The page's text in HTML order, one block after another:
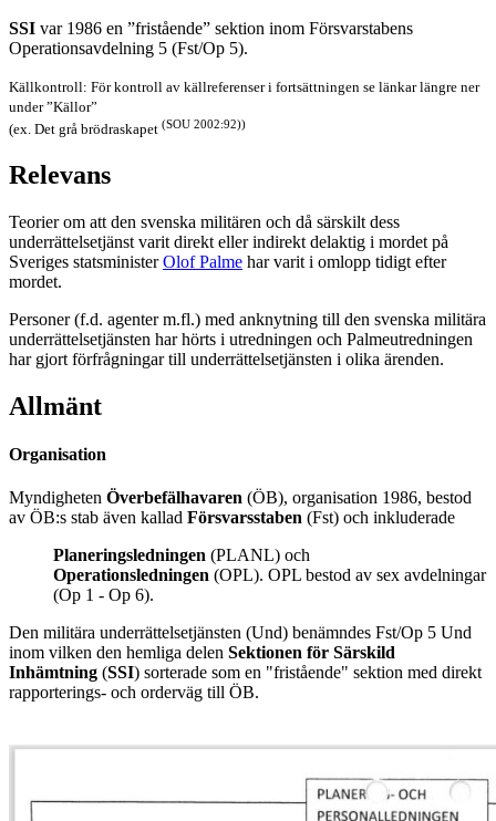
SSI var 1986 en ”fristående” sektion inom Försvarstabens
Operationsavdelning 5 (Fst/Op 5).
Källkontroll: För kontroll av källreferenser i fortsättningen se länkar längre ner
under ”Källor”
(ex. Det grå brödraskapet (SOU 2002:92))
Relevans
Teorier om att den svenska militären och då särskilt dess
underrättelsetjänst varit direkt eller indirekt delaktig i mordet på
Sveriges statsministerOlof Palme har varit i omlopp tidigt efter
mordet.
Personer (f.d. agenter m.fl.) med anknytning till den svenska militära
underrättelsetjänsten har hörts i utredningen och Palmeutredningen
har gjort förfrågningar till underrättelsetjänsten i olika ärenden.
Allmänt
Organisation
Myndigheten Överbefälhavaren (ÖB), organisation 1986, bestod
av ÖB:s stab även kallad Försvarsstaben (Fst) och inkluderade
Planeringsledningen (PLANL) och
Operationsledningen (OPL). OPL bestod av sex avdelningar
(Op 1 - Op 6).
Den militära underrättelsetjänsten (Und) benämndes Fst/Op 5 Und
inom vilken den hemliga delen Sektionen för Särskild
Inhämtning (SSI) sorterade som en "fristående" sektion med direkt
rapporterings- och orderväg till ÖB.